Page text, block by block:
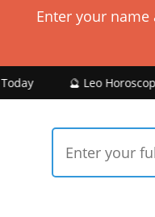
Enter your
🔮 Leo Horoscope Today